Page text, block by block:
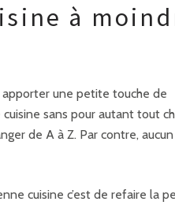
à
apporter une petite touche de
sans pour autant tout
de A à Z. Par contre,
cuisine c’est de refaire la